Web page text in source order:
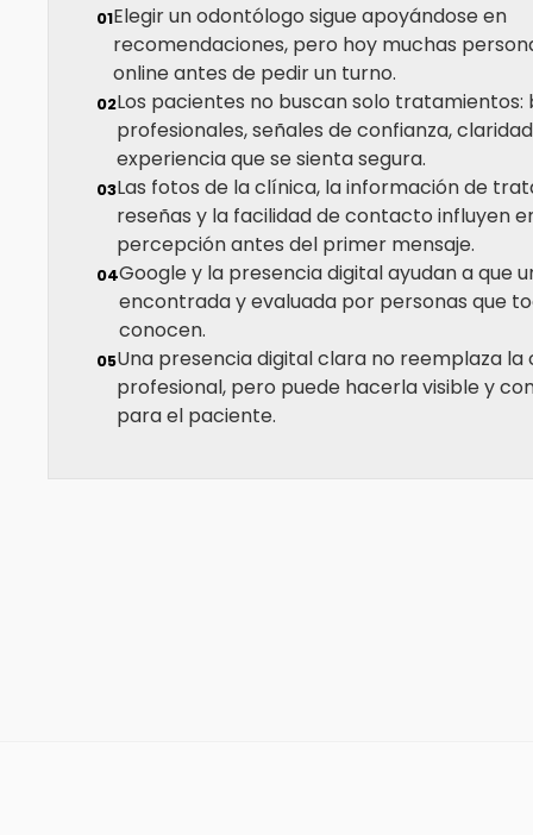
01Elegir un odontólogo sigue apoyándose en
recomendaciones, pero hoy muchas
online antes de pedir un turno.
02Los pacientes no buscan solo tratamientos:
profesionales, señales de confianza,
experiencia que se sienta segura.
03Las fotos de la clínica, la información de
reseñas y la facilidad de contacto influyen
percepción antes del primer mensaje.
04Google y la presencia digital ayudan a que
encontrada y evaluada por personas que
conocen.
05Una presencia digital clara no reemplaza la
profesional, pero puede hacerla visible y
para el paciente.